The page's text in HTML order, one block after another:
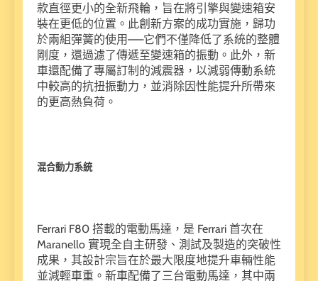
款直徑更小的全新飛輪，旨在將引擎與變速箱安
裝在更低的位置。此創新方案的成功實施，歸功
於兩組彈簧的使用——它們不僅降低了系統的整體
剛度，還過濾了傳遞至變速箱的振動。此外，新
車還配備了專屬訂制的減震器，以減弱傳動系統
中較高的抗扭振動力，並消除因性能提升所帶來
的更高熱負荷。
混合動力系統
Ferrari F80 搭載的電動馬達，是 Ferrari 首次在
Maranello 實現全自主研發、測試及製造的突破性
成果，其設計宗旨在於最大限度地提升車輛性能
並減輕車重。新車配備了三台電動馬達，其中兩